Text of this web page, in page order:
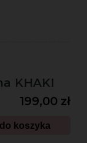
KHAKI
199,00 zł
do koszyka